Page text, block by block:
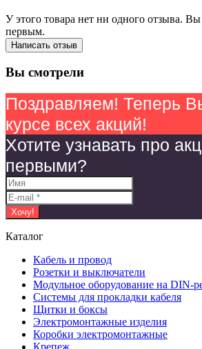
У этого товара нет ни одного отзыва. Вы
первым.
Написать отзыв
Вы смотрели
Поздравляем! Теперь
курсе всех акций!
Хотите узнавать про
первыми?
Каталог
Кабель и провод
Розетки и выключатели
Модульное оборудование на DIN-
Системы для прокладки кабеля
Щитки и боксы
Электромонтажные изделия
Коробки электромонтажные
Крепеж